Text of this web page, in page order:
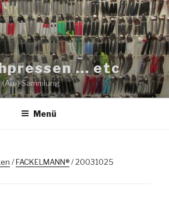
… etc
) Sammlung
Menü
/FACKELMANN®/ 20031025